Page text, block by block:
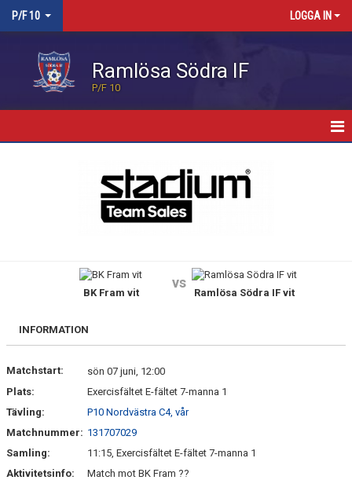
P/F 10 LOGGA IN
Ramlösa Södra IF
P/F 10
DOKUMENT
KONTAKT
BK Fram vit
vs
Ramlösa Södra IF vit
INFORMATION
Matchstart:
sön 07 juni, 12:00
Plats:
Exercisfältet E-fältet 7-manna 1
Tävling:
P10 Nordvästra C4, vår
Matchnummer: 131707029
Samling:
11:15, Exercisfältet E-fältet 7-manna 1
Aktivitetsinfo:
Match mot BK Fram ??